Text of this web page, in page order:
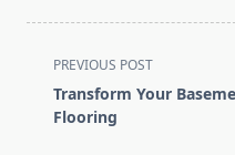
<span
class="nav-
subtitle
PREVIOUS POST
Transform Your
Flooring